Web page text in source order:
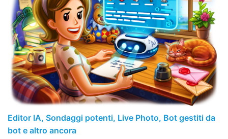
Editor IA, Sondaggi potenti, Live Photo, Bot gestiti da
bot e altro ancora